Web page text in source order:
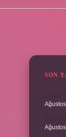
SON